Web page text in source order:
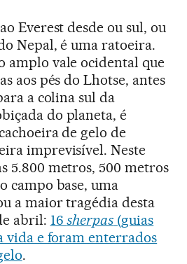
Everest desde ou sul, ou
Nepal, é uma ratoeira.
amplo vale ocidental que
aos pés do Lhotse, antes
a colina sul da
do planeta, é
de gelo de
imprevisível. Neste
5.800 metros, 500 metros
campo base, uma
a maior tragédia desta
abril: 16sherpas (guias
vida e foram enterrados
.